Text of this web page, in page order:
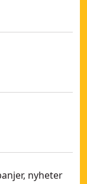
XJ
nyheter